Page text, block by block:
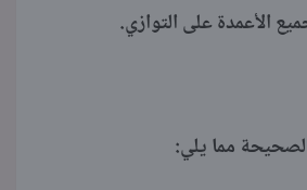
الأعمدة على التوازي.
مما يلي: